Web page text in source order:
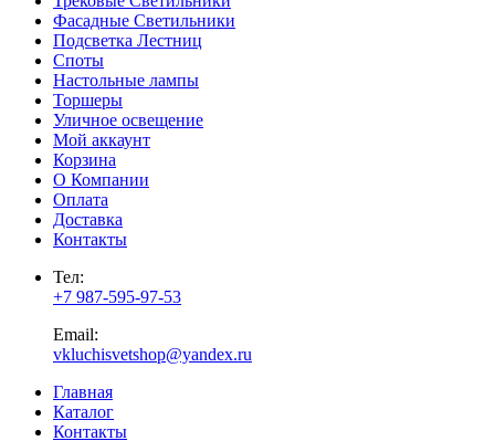
Фасадные Светильники
Подсветка Лестниц
Споты
Настольные лампы
Торшеры
Уличное освещение
Мой аккаунт
Корзина
О Компании
Оплата
Доставка
Контакты
Тел:
+7 987-595-97-53
Email:
vkluchisvetshop@yandex.ru
Главная
Каталог
Контакты